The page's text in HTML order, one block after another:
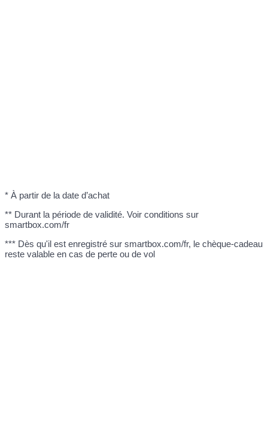
* À partir de la date d’achat
** Durant la période de validité. Voir conditions sur
smartbox.com/fr
*** Dès qu'il est enregistré sur smartbox.com/fr, le chèque-cadeau
reste valable en cas de perte ou de vol